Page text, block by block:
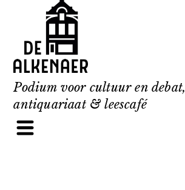
content
Podium voor cultuur en debat,
antiquariaat & leescafé